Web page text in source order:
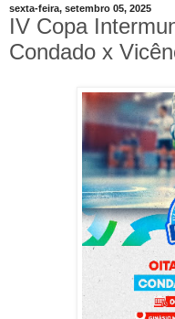
sexta-feira, setembro 05, 2025
IV Copa
Condado x